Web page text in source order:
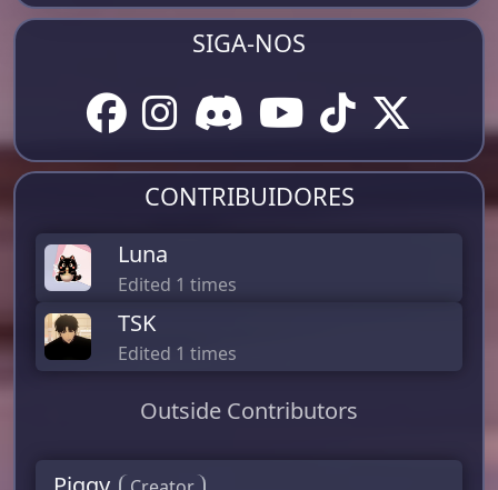
SIGA-NOS
CONTRIBUIDORES
Luna
Edited 1 times
TSK
Edited 1 times
Outside Contributors